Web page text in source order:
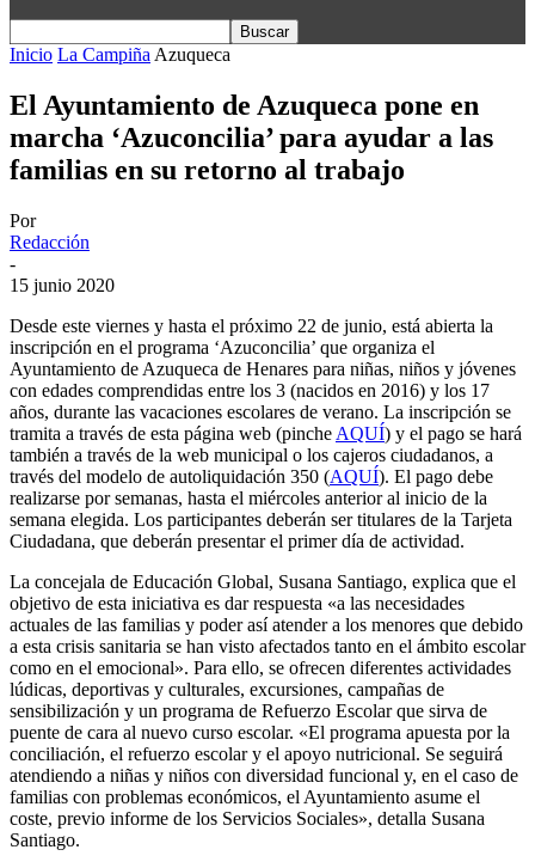
Inicio La Campiña Azuqueca
El Ayuntamiento de Azuqueca pone en
marcha ‘Azuconcilia’ para ayudar a las
familias en su retorno al trabajo
Por
Redacción
-
15 junio 2020
Desde este viernes y hasta el próximo 22 de junio, está abierta la
inscripción en el programa ‘Azuconcilia’ que organiza el
Ayuntamiento de Azuqueca de Henares para niñas, niños y jóvenes
con edades comprendidas entre los 3 (nacidos en 2016) y los 17
años, durante las vacaciones escolares de verano. La inscripción se
tramita a través de esta página web (pinche AQUÍ) y el pago se hará
también a través de la web municipal o los cajeros ciudadanos, a
través del modelo de autoliquidación 350 (AQUÍ). El pago debe
realizarse por semanas, hasta el miércoles anterior al inicio de la
semana elegida. Los participantes deberán ser titulares de la Tarjeta
Ciudadana, que deberán presentar el primer día de actividad.
La concejala de Educación Global, Susana Santiago, explica que el
objetivo de esta iniciativa es dar respuesta «a las necesidades
actuales de las familias y poder así atender a los menores que debido
a esta crisis sanitaria se han visto afectados tanto en el ámbito escolar
como en el emocional». Para ello, se ofrecen diferentes actividades
lúdicas, deportivas y culturales, excursiones, campañas de
sensibilización y un programa de Refuerzo Escolar que sirva de
puente de cara al nuevo curso escolar. «El programa apuesta por la
conciliación, el refuerzo escolar y el apoyo nutricional. Se seguirá
atendiendo a niñas y niños con diversidad funcional y, en el caso de
familias con problemas económicos, el Ayuntamiento asume el
coste, previo informe de los Servicios Sociales», detalla Susana
Santiago.